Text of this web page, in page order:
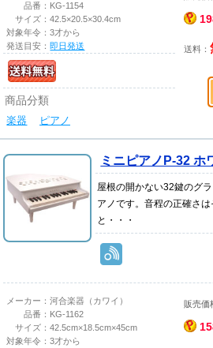
品番： KG-1154
サイズ：42.5×20.5×30.4cm
対象年令：3才から
発送目安： 即日発送
商品分類
楽器 ピアノ
送料：
ミニピアノP-32 ホ
屋根の開かない32鍵のグ
アノです。音程の正確さ
と・・・
メーカー：河合楽器（カワイ）
品番： KG-1162
サイズ：42.5cm×18.5cm×45cm
対象年令：3才から
販売価